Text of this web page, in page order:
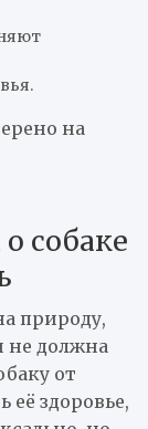
на
собаке
природу,
не должна
от
здоровье,